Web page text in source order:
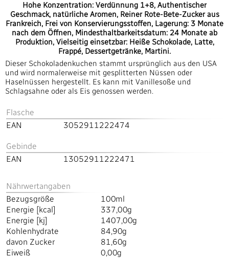
Hohe Konzentration: Verdünnung 1+8, Authentischer
Geschmack, natürliche Aromen, Reiner Rote-Bete-Zucker aus
Frankreich, Frei von Konservierungsstoffen, Lagerung: 3 Monate
nach dem Öffnen, Mindesthaltbarkeitsdatum: 24 Monate ab
Produktion, Vielseitig einsetzbar: Heiße Schokolade, Latte,
Frappé, Dessertgetränke, Martini.
Dieser Schokoladenkuchen stammt ursprünglich aus den USA
und wird normalerweise mit gesplitterten Nüssen oder
Haselnüssen hergestellt. Es kann mit Vanillesoße und
Schlagsahne oder als Eis genossen werden.
Flasche
EAN
3052911222474
Gebinde
EAN
13052911222471
Nährwertangaben
Bezugsgröße
100ml
Energie [kcal]
337,00g
Energie [kj]
1407,00g
Kohlenhydrate
84,90g
davon Zucker
81,60g
Eiweiß
0,00g